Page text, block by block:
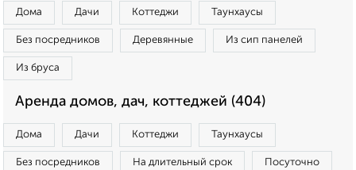
Дома Дачи Коттеджи Таунхаусы
Без посредников Деревянные Из сип панелей
Из бруса
Аренда домов, дач, коттеджей (404)
Дома Дачи Коттеджи Таунхаусы
Без посредников На длительный срок Посуточно